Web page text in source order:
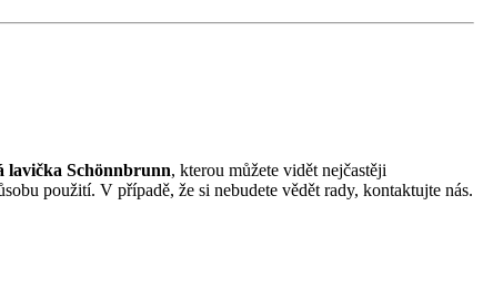
lavička Schönnbrunn, kterou můžete vidět nejčastěji
použití. V případě, že si nebudete vědět rady, kontaktujte nás.